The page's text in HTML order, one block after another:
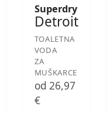
Superdry
Detroit
TOALETNA
VODA
ZA
MUŠKARCE
od 26,97
€